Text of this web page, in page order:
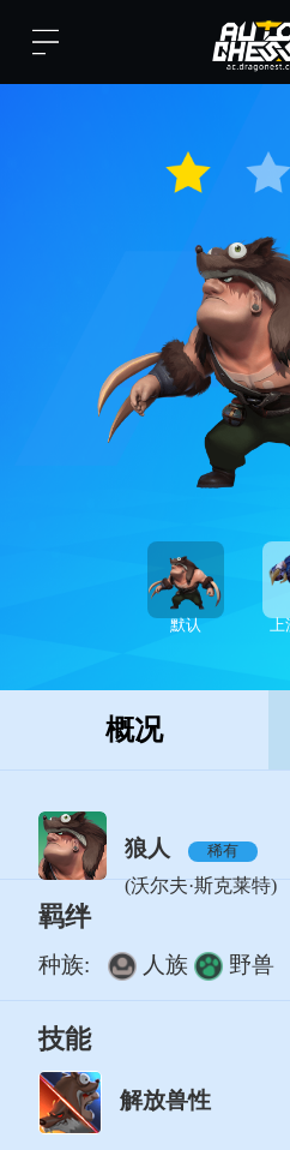
默认 上
概况
狼人 稀有
(沃尔夫·斯克莱特)
羁绊
种族: 人族 野兽
技能
解放兽性